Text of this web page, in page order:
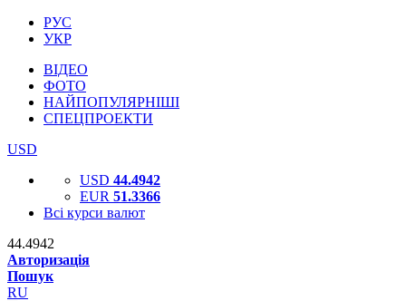
РУС
УКР
ВІДЕО
ФОТО
НАЙПОПУЛЯРНІШІ
СПЕЦПРОЕКТИ
USD
USD 44.4942
EUR 51.3366
Всі курси валют
44.4942
Авторизація
Пошук
RU